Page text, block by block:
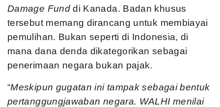
Damage Funddi Kanada. Badan khusus
tersebut memang dirancang untuk membiayai
pemulihan. Bukan seperti di Indonesia, di
mana dana denda dikategorikan sebagai
penerimaan negara bukan pajak.
“Meskipun gugatan ini tampak sebagai bentuk
pertanggungjawaban negara. WALHI menilai